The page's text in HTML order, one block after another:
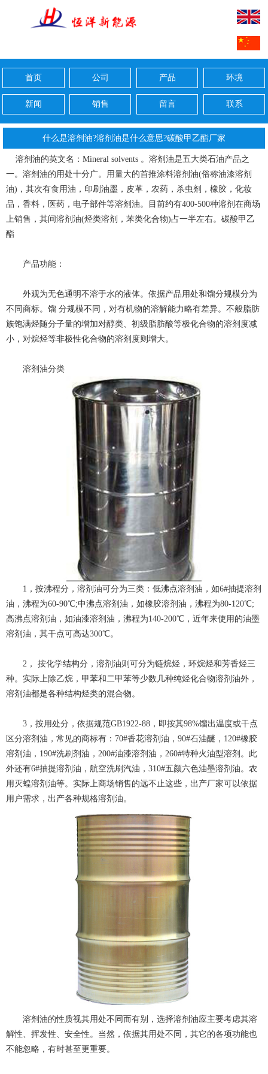
首页 公司 产品 环境
新闻 销售 留言 联系
什么是溶剂油?溶剂油是什么意思?碳酸甲乙酯厂家
溶剂油的英文名：Mineral solvents 。溶剂油是五大类石油产品之
一。溶剂油的用处十分广。用量大的首推涂料溶剂油(俗称油漆溶剂
油)，其次有食用油，印刷油墨，皮革，农药，杀虫剂，橡胶，化妆
品，香料，医药，电子部件等溶剂油。目前约有400-500种溶剂在商场
上销售，其间溶剂油(烃类溶剂，苯类化合物)占一半左右。碳酸甲乙
酯
产品功能：
外观为无色通明不溶于水的液体。依据产品用处和馏分规模分为
不同商标。馏 分规模不同，对有机物的溶解能力略有差异。不般脂肪
族饱满烃随分子量的增加对醇类、初级脂肪酸等极化合物的溶剂度减
小，对烷烃等非极性化合物的溶剂度则增大。
溶剂油分类
1，按沸程分，溶剂油可分为三类：低沸点溶剂油，如6#抽提溶剂
油，沸程为60-90℃;中沸点溶剂油，如橡胶溶剂油，沸程为80-120℃;
高沸点溶剂油，如油漆溶剂油，沸程为140-200℃，近年来使用的油墨
溶剂油，其干点可高达300℃。
2， 按化学结构分，溶剂油则可分为链烷烃，环烷烃和芳香烃三
种。实际上除乙烷，甲苯和二甲苯等少数几种纯烃化合物溶剂油外，
溶剂油都是各种结构烃类的混合物。
3，按用处分，依据规范GB1922-88，即按其98%馏出温度或干点
区分溶剂油，常见的商标有：70#香花溶剂油，90#石油醚，120#橡胶
溶剂油，190#洗刷剂油，200#油漆溶剂油，260#特种火油型溶剂。此
外还有6#抽提溶剂油，航空洗刷汽油，310#五颜六色油墨溶剂油。农
用灭蝗溶剂油等。实际上商场销售的远不止这些，出产厂家可以依据
用户需求，出产各种规格溶剂油。
溶剂油的性质视其用处不同而有别，选择溶剂油应主要考虑其溶
解性、挥发性、安全性。当然，依据其用处不同，其它的各项功能也
不能忽略，有时甚至更重要。